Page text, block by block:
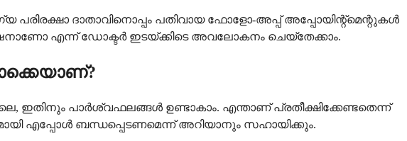
ദാതാവിനൊപ്പം പതിവായ ഫോളോ-അപ്പ് അപ്പോയിന്റ്മെന്റുകൾ
എന്ന് ഡോക്ടർ ഇടയ്ക്കിടെ അവലോകനം ചെയ്തേക്കാം.
പാർശ്വഫലങ്ങൾ ഉണ്ടാകാം. എന്താണ് പ്രതീക്ഷിക്കേണ്ടതെന്ന്
എപ്പോൾ ബന്ധപ്പെടണമെന്ന് അറിയാനും സഹായിക്കും.